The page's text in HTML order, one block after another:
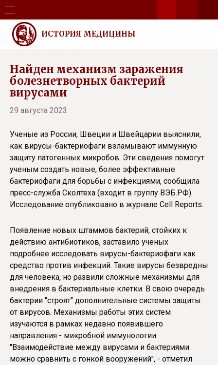
ИСТОРИЯ МЕДИЦИНЫ
Найден механизм заражения
болезнетворных бактерий
вирусами
29 августа 2023
Ученые из России, Швеции и Швейцарии выяснили,
как вирусы-бактериофаги взламывают иммунную
защиту патогенных микробов. Эти сведения помогут
ученым создать новые, более эффективные
бактериофаги для борьбы с инфекциями, сообщила
пресс-служба Сколтеха (входит в группу ВЭБ.РФ).
Исследование опубликовано в журнале Cell Reports.
Появление новых штаммов бактерий, стойких к
действию антибиотиков, заставило ученых
подробнее исследовать вирусы-бактериофаги как
средство против инфекций. Такие вирусы безвредны
для человека, но развили сложные механизмы для
внедрения в бактериальные клетки. В свою очередь
бактерии "строят" дополнительные системы защиты
от вирусов. Механизмы работы этих систем
изучаются в рамках недавно появившего
направления - микробной иммунологии.
"Взаимодействие между вирусами и бактериями
можно сравнить с гонкой вооружений", - отметил